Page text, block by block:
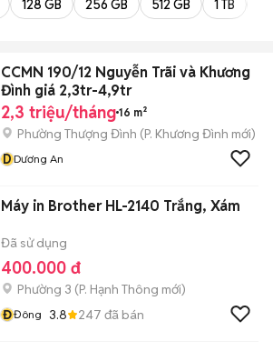
128 GB 256 GB 512 GB 1 TB
CCMN 190/12 Nguyễn Trãi và Khương
Đình giá 2,3tr-4,9tr
2,3 triệu/tháng 16 m²
Phường Thượng Đình (P. Khương Đình mới)
DDương An
Máy in Brother HL-2140 Trắng, Xám
Đã sử dụng
400.000 đ
Phường 3 (P. Hạnh Thông mới)
ĐĐông 3.8 247 đã bán